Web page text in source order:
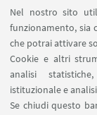
Nel nostro sito
funzionamento, sia
che potrai attivare
Cookie e altri
analisi
istituzionale e
Se chiudi questo